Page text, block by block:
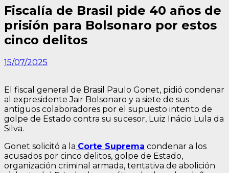
Fiscalía de Brasil pide 40 años de
prisión para Bolsonaro por estos
cinco delitos
15/07/2025
El fiscal general de Brasil Paulo Gonet, pidió condenar
al expresidente Jair Bolsonaro y a siete de sus
antiguos colaboradores por el supuesto intento de
golpe de Estado contra su sucesor, Luiz Inácio Lula da
Silva.
Gonet solicitó a la Corte Suprema condenar a los
acusados por cinco delitos, golpe de Estado,
organización criminal armada, tentativa de abolición